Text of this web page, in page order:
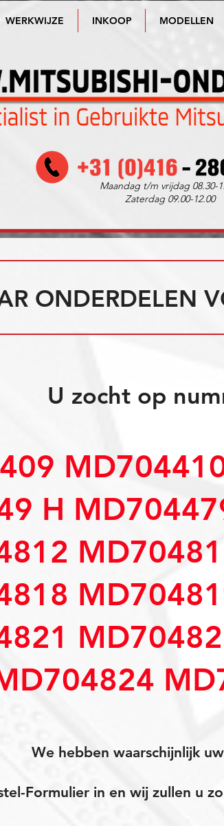
WERKWIJZE INKOOP MODELLEN
Maandag t/m vrijdag 08.30-
Zaterdag 09.00-12.00
ONDERDELEN
U zocht op
H
We hebben waarschijnlijk
Formulier in en wij zullen u